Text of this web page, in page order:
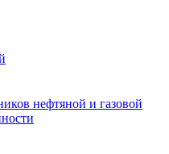
нефтяной и газовой